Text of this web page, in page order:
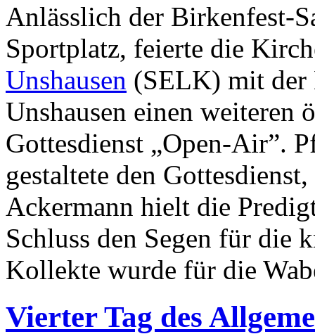
Anlässlich der Birkenfest-
Sportplatz, feierte die
Unshausen (SELK) mit der
Unshausen einen weiteren
Gottesdienst „Open-Air”.
gestaltete den
Ackermann hielt die
Schluss den Segen für die
Kollekte wurde für die
Vierter Tag des